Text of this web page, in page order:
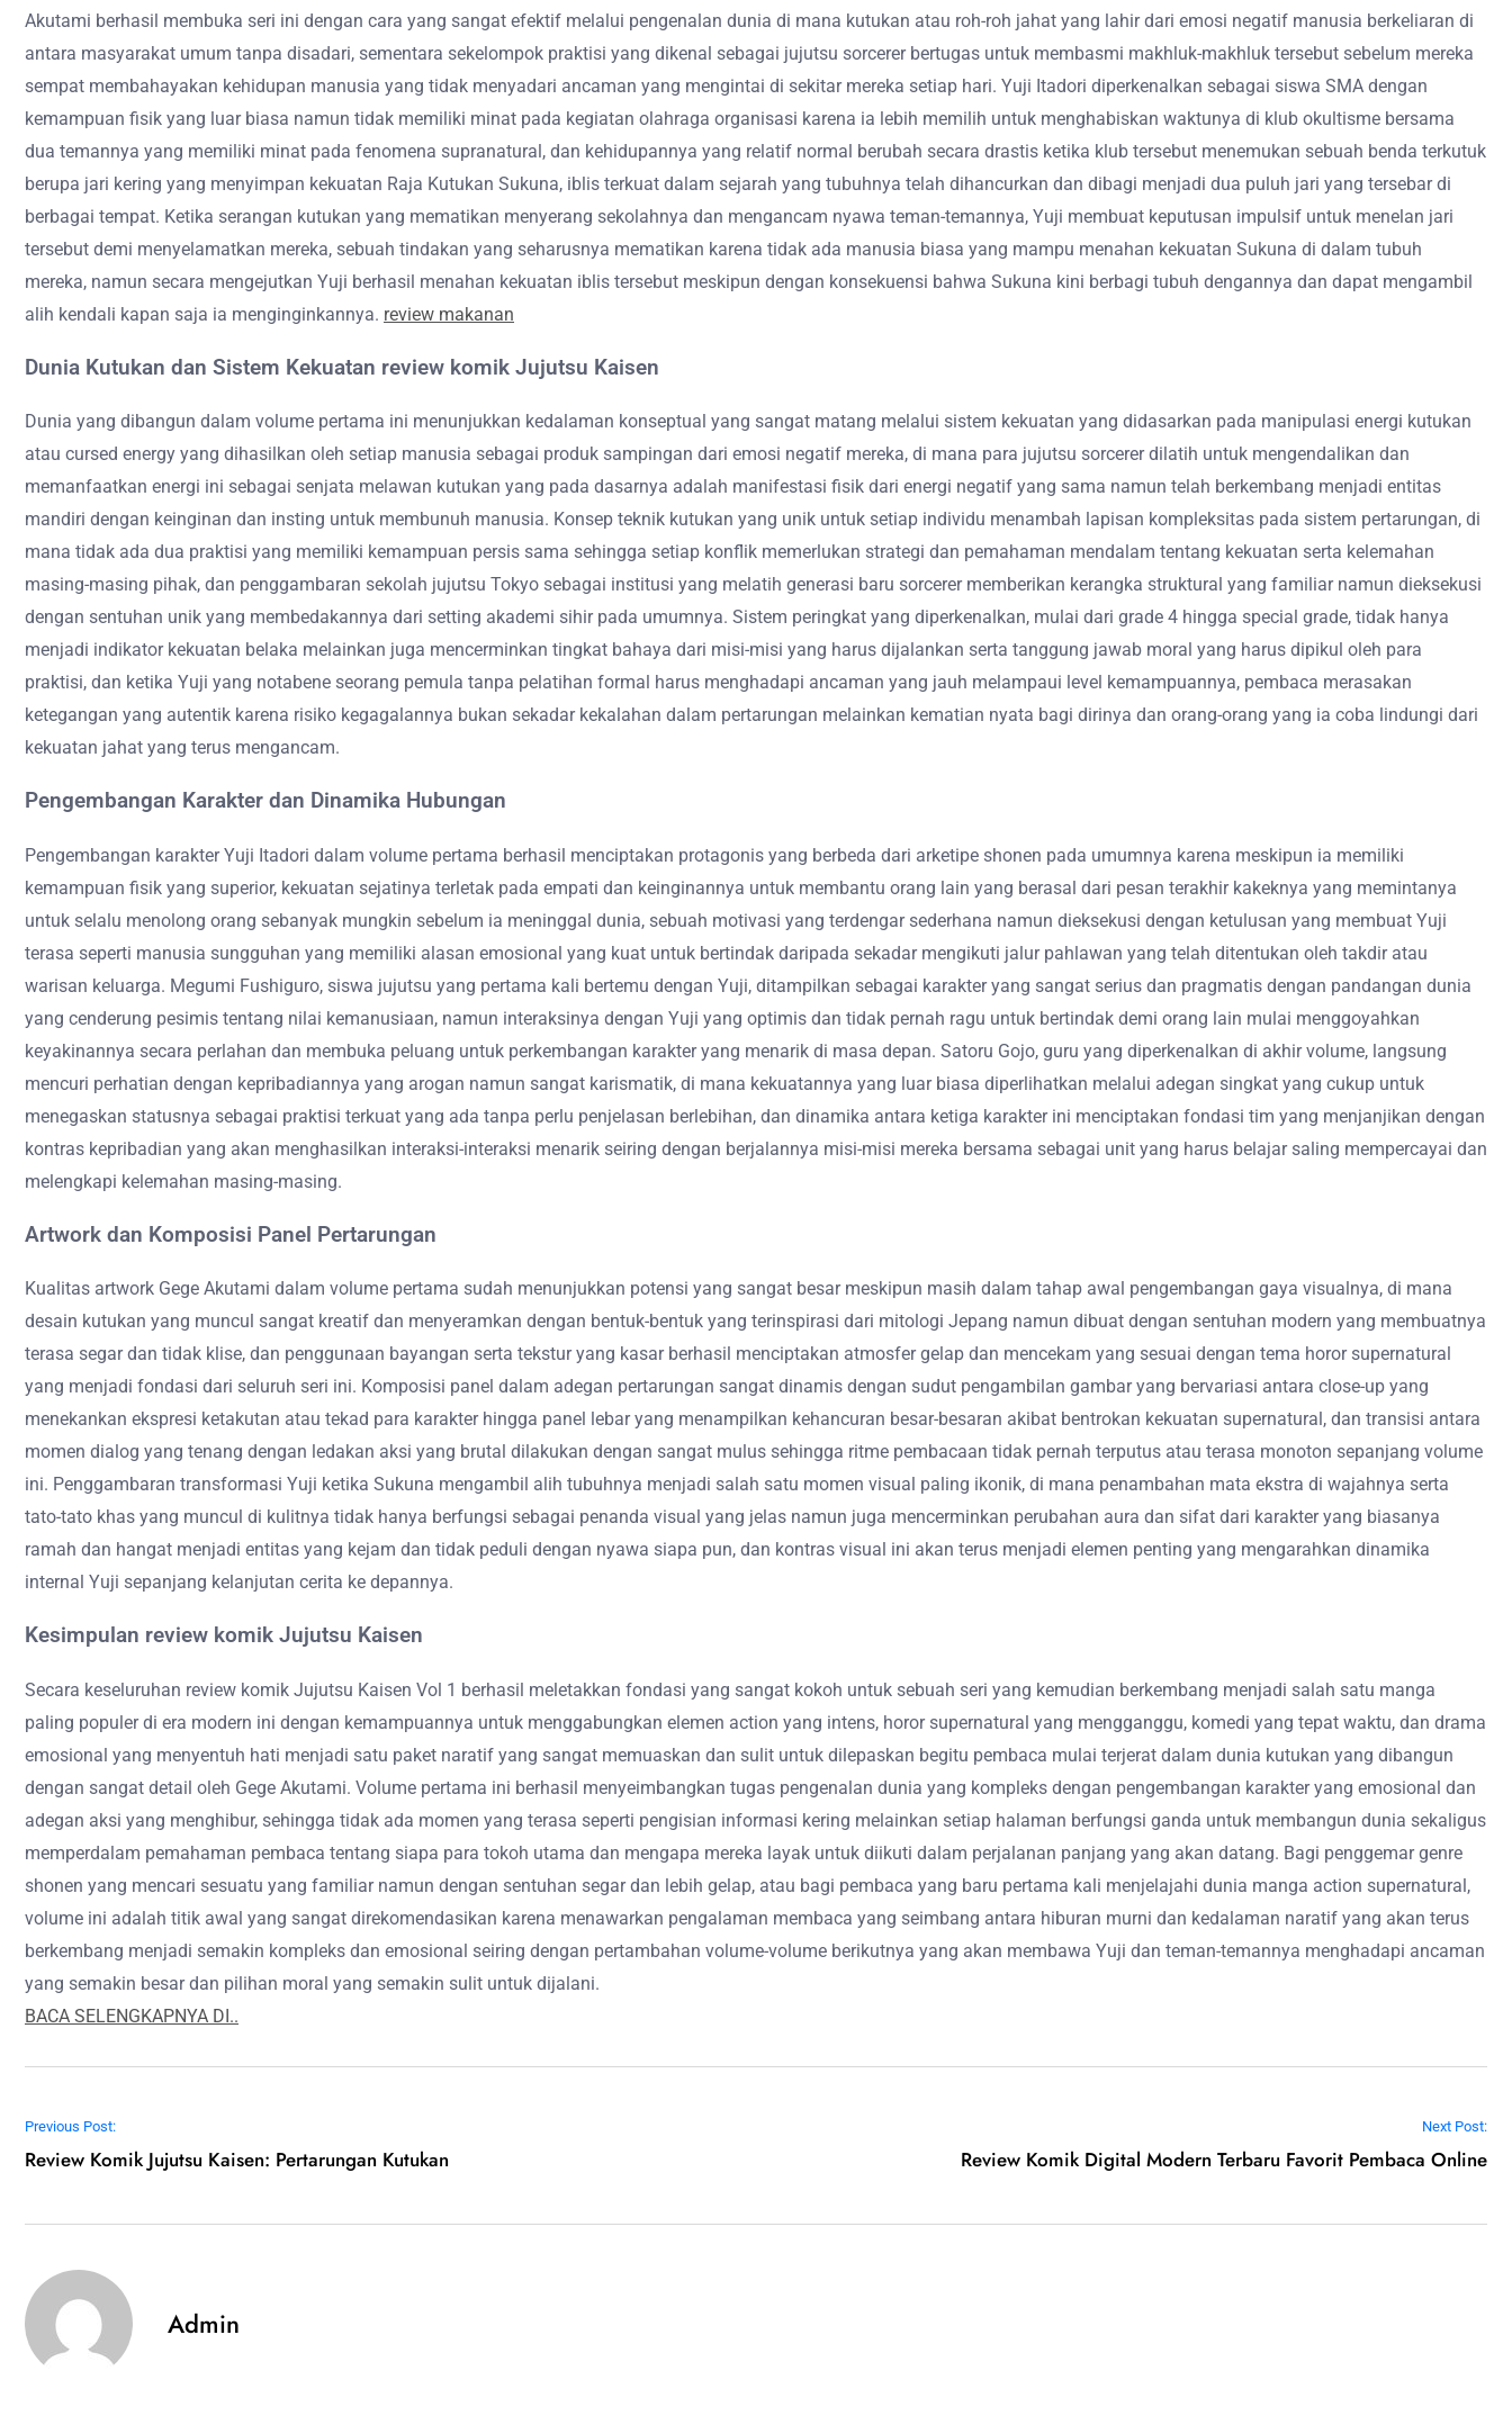
Akutami berhasil membuka seri ini dengan cara yang sangat efektif melalui pengenalan dunia di mana kutukan atau roh-roh jahat yang lahir dari emosi negatif manusia berkeliaran di
antara masyarakat umum tanpa disadari, sementara sekelompok praktisi yang dikenal sebagai jujutsu sorcerer bertugas untuk membasmi makhluk-makhluk tersebut sebelum mereka
sempat membahayakan kehidupan manusia yang tidak menyadari ancaman yang mengintai di sekitar mereka setiap hari. Yuji Itadori diperkenalkan sebagai siswa SMA dengan
kemampuan fisik yang luar biasa namun tidak memiliki minat pada kegiatan olahraga organisasi karena ia lebih memilih untuk menghabiskan waktunya di klub okultisme bersama
dua temannya yang memiliki minat pada fenomena supranatural, dan kehidupannya yang relatif normal berubah secara drastis ketika klub tersebut menemukan sebuah benda terkutuk
berupa jari kering yang menyimpan kekuatan Raja Kutukan Sukuna, iblis terkuat dalam sejarah yang tubuhnya telah dihancurkan dan dibagi menjadi dua puluh jari yang tersebar di
berbagai tempat. Ketika serangan kutukan yang mematikan menyerang sekolahnya dan mengancam nyawa teman-temannya, Yuji membuat keputusan impulsif untuk menelan jari
tersebut demi menyelamatkan mereka, sebuah tindakan yang seharusnya mematikan karena tidak ada manusia biasa yang mampu menahan kekuatan Sukuna di dalam tubuh
mereka, namun secara mengejutkan Yuji berhasil menahan kekuatan iblis tersebut meskipun dengan konsekuensi bahwa Sukuna kini berbagi tubuh dengannya dan dapat mengambil
alih kendali kapan saja ia menginginkannya. review makanan
Dunia Kutukan dan Sistem Kekuatan review komik Jujutsu Kaisen
Dunia yang dibangun dalam volume pertama ini menunjukkan kedalaman konseptual yang sangat matang melalui sistem kekuatan yang didasarkan pada manipulasi energi kutukan
atau cursed energy yang dihasilkan oleh setiap manusia sebagai produk sampingan dari emosi negatif mereka, di mana para jujutsu sorcerer dilatih untuk mengendalikan dan
memanfaatkan energi ini sebagai senjata melawan kutukan yang pada dasarnya adalah manifestasi fisik dari energi negatif yang sama namun telah berkembang menjadi entitas
mandiri dengan keinginan dan insting untuk membunuh manusia. Konsep teknik kutukan yang unik untuk setiap individu menambah lapisan kompleksitas pada sistem pertarungan, di
mana tidak ada dua praktisi yang memiliki kemampuan persis sama sehingga setiap konflik memerlukan strategi dan pemahaman mendalam tentang kekuatan serta kelemahan
masing-masing pihak, dan penggambaran sekolah jujutsu Tokyo sebagai institusi yang melatih generasi baru sorcerer memberikan kerangka struktural yang familiar namun dieksekusi
dengan sentuhan unik yang membedakannya dari setting akademi sihir pada umumnya. Sistem peringkat yang diperkenalkan, mulai dari grade 4 hingga special grade, tidak hanya
menjadi indikator kekuatan belaka melainkan juga mencerminkan tingkat bahaya dari misi-misi yang harus dijalankan serta tanggung jawab moral yang harus dipikul oleh para
praktisi, dan ketika Yuji yang notabene seorang pemula tanpa pelatihan formal harus menghadapi ancaman yang jauh melampaui level kemampuannya, pembaca merasakan
ketegangan yang autentik karena risiko kegagalannya bukan sekadar kekalahan dalam pertarungan melainkan kematian nyata bagi dirinya dan orang-orang yang ia coba lindungi dari
kekuatan jahat yang terus mengancam.
Pengembangan Karakter dan Dinamika Hubungan
Pengembangan karakter Yuji Itadori dalam volume pertama berhasil menciptakan protagonis yang berbeda dari arketipe shonen pada umumnya karena meskipun ia memiliki
kemampuan fisik yang superior, kekuatan sejatinya terletak pada empati dan keinginannya untuk membantu orang lain yang berasal dari pesan terakhir kakeknya yang memintanya
untuk selalu menolong orang sebanyak mungkin sebelum ia meninggal dunia, sebuah motivasi yang terdengar sederhana namun dieksekusi dengan ketulusan yang membuat Yuji
terasa seperti manusia sungguhan yang memiliki alasan emosional yang kuat untuk bertindak daripada sekadar mengikuti jalur pahlawan yang telah ditentukan oleh takdir atau
warisan keluarga. Megumi Fushiguro, siswa jujutsu yang pertama kali bertemu dengan Yuji, ditampilkan sebagai karakter yang sangat serius dan pragmatis dengan pandangan dunia
yang cenderung pesimis tentang nilai kemanusiaan, namun interaksinya dengan Yuji yang optimis dan tidak pernah ragu untuk bertindak demi orang lain mulai menggoyahkan
keyakinannya secara perlahan dan membuka peluang untuk perkembangan karakter yang menarik di masa depan. Satoru Gojo, guru yang diperkenalkan di akhir volume, langsung
mencuri perhatian dengan kepribadiannya yang arogan namun sangat karismatik, di mana kekuatannya yang luar biasa diperlihatkan melalui adegan singkat yang cukup untuk
menegaskan statusnya sebagai praktisi terkuat yang ada tanpa perlu penjelasan berlebihan, dan dinamika antara ketiga karakter ini menciptakan fondasi tim yang menjanjikan dengan
kontras kepribadian yang akan menghasilkan interaksi-interaksi menarik seiring dengan berjalannya misi-misi mereka bersama sebagai unit yang harus belajar saling mempercayai dan
melengkapi kelemahan masing-masing.
Artwork dan Komposisi Panel Pertarungan
Kualitas artwork Gege Akutami dalam volume pertama sudah menunjukkan potensi yang sangat besar meskipun masih dalam tahap awal pengembangan gaya visualnya, di mana
desain kutukan yang muncul sangat kreatif dan menyeramkan dengan bentuk-bentuk yang terinspirasi dari mitologi Jepang namun dibuat dengan sentuhan modern yang membuatnya
terasa segar dan tidak klise, dan penggunaan bayangan serta tekstur yang kasar berhasil menciptakan atmosfer gelap dan mencekam yang sesuai dengan tema horor supernatural
yang menjadi fondasi dari seluruh seri ini. Komposisi panel dalam adegan pertarungan sangat dinamis dengan sudut pengambilan gambar yang bervariasi antara close-up yang
menekankan ekspresi ketakutan atau tekad para karakter hingga panel lebar yang menampilkan kehancuran besar-besaran akibat bentrokan kekuatan supernatural, dan transisi antara
momen dialog yang tenang dengan ledakan aksi yang brutal dilakukan dengan sangat mulus sehingga ritme pembacaan tidak pernah terputus atau terasa monoton sepanjang volume
ini. Penggambaran transformasi Yuji ketika Sukuna mengambil alih tubuhnya menjadi salah satu momen visual paling ikonik, di mana penambahan mata ekstra di wajahnya serta
tato-tato khas yang muncul di kulitnya tidak hanya berfungsi sebagai penanda visual yang jelas namun juga mencerminkan perubahan aura dan sifat dari karakter yang biasanya
ramah dan hangat menjadi entitas yang kejam dan tidak peduli dengan nyawa siapa pun, dan kontras visual ini akan terus menjadi elemen penting yang mengarahkan dinamika
internal Yuji sepanjang kelanjutan cerita ke depannya.
Kesimpulan review komik Jujutsu Kaisen
Secara keseluruhan review komik Jujutsu Kaisen Vol 1 berhasil meletakkan fondasi yang sangat kokoh untuk sebuah seri yang kemudian berkembang menjadi salah satu manga
paling populer di era modern ini dengan kemampuannya untuk menggabungkan elemen action yang intens, horor supernatural yang mengganggu, komedi yang tepat waktu, dan drama
emosional yang menyentuh hati menjadi satu paket naratif yang sangat memuaskan dan sulit untuk dilepaskan begitu pembaca mulai terjerat dalam dunia kutukan yang dibangun
dengan sangat detail oleh Gege Akutami. Volume pertama ini berhasil menyeimbangkan tugas pengenalan dunia yang kompleks dengan pengembangan karakter yang emosional dan
adegan aksi yang menghibur, sehingga tidak ada momen yang terasa seperti pengisian informasi kering melainkan setiap halaman berfungsi ganda untuk membangun dunia sekaligus
memperdalam pemahaman pembaca tentang siapa para tokoh utama dan mengapa mereka layak untuk diikuti dalam perjalanan panjang yang akan datang. Bagi penggemar genre
shonen yang mencari sesuatu yang familiar namun dengan sentuhan segar dan lebih gelap, atau bagi pembaca yang baru pertama kali menjelajahi dunia manga action supernatural,
volume ini adalah titik awal yang sangat direkomendasikan karena menawarkan pengalaman membaca yang seimbang antara hiburan murni dan kedalaman naratif yang akan terus
berkembang menjadi semakin kompleks dan emosional seiring dengan pertambahan volume-volume berikutnya yang akan membawa Yuji dan teman-temannya menghadapi ancaman
yang semakin besar dan pilihan moral yang semakin sulit untuk dijalani.
BACA SELENGKAPNYA DI..
Post navigation
Previous Post:
Review Komik Jujutsu Kaisen: Pertarungan Kutukan
Next Post:
Review Komik Digital Modern Terbaru Favorit Pembaca Online
Admin